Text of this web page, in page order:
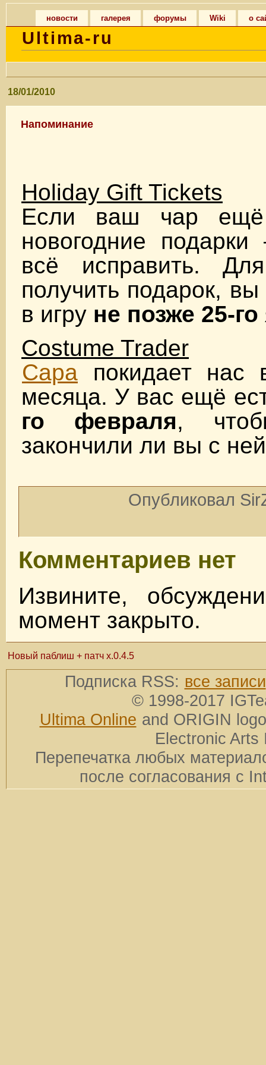
новости галерея форумы Wiki о
Ultima-ru
18/01/2010
Напоминание
Holiday Gift Tickets
Если ваш чар
новогодние
всё исправить.
получить подарок,
в игру не позже 25-
Costume Trader
Сара покидает нас
месяца. У вас ещё
го февраля,
закончили ли вы с
Опубликовал
Комментариев нет
Извините,
момент закрыто.
Новый паблиш + патч x.0.4.5
Подписка RSS: все записи
© 1998-2017
Ultima Online and ORIGIN
Electronic Arts
Перепечатка любых
после согласования с